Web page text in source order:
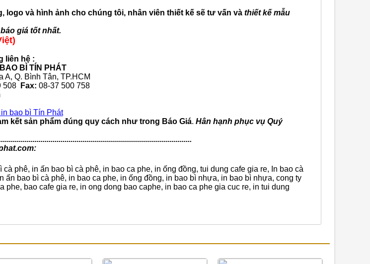
logo và hình ảnh cho chúng tôi, nhân viên thiết kế sẽ tư vấn và thiết kế mẫu
giá tốt nhất.
liên hệ :
BÌ TÍN PHÁT
Q. Bình Tân, TP.HCM
508 Fax: 08-37 500 758
bao bì Tín Phát
kết sản phẩm đúng quy cách như trong Báo Giá. Hân hạnh phục vụ Quý
cà phê, in ấn bao bì cà phê, in bao ca phe, in ống đồng, tui dung cafe gia re, In bao cà
ấn bao bì cà phê, in bao ca phe, in ống đồng, in bao bì nhựa, in bao bì nhựa, cong ty
phe, bao cafe gia re, in ong dong bao caphe, in bao ca phe gia cuc re, in tui dung